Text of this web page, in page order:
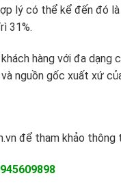
lý có thể kể đến đó
31%.
hàng với đa
nguồn gốc xuất xứ
để tham khảo